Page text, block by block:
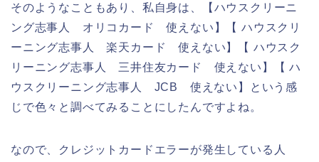
そのようなこともあり、私自身は、【ハウスクリーニ
ング志事人 オリコカード 使えない】【 ハウスクリ
ーニング志事人 楽天カード 使えない】【 ハウスク
リーニング志事人 三井住友カード 使えない】【 ハ
ウスクリーニング志事人 JCB 使えない】という感
じで色々と調べてみることにしたんですよね。
なので、クレジットカードエラーが発生している人